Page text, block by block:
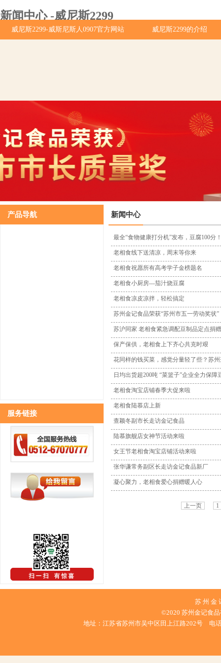
新闻中心 -威尼斯2299
威尼斯2299-威斯尼斯人0907官方网站 威尼斯2299的介绍
产品导航
服务链接
新闻中心
最全“食物健康打分机”发布，豆腐100分
老相食线下送清凉，周末等你来
老相食祝愿所有高考学子金榜题名
老相食小厨房---茄汁烧豆腐
老相食凉皮凉拌，轻松搞定
苏州金记食品荣获“苏州市五一劳动奖状”
苏沪同家 老相食紧急调配豆制品定点捐
保产保供，老相食上下齐心共克时艰
花同样的钱买菜，感觉分量轻了些？苏
日均出货超200吨 “菜篮子”企业全力保障
老相食淘宝店铺春季大促来啦
老相食陆慕店上新
查颖冬副市长走访金记食品
陆慕旗舰店女神节活动来啦
女王节老相食淘宝店铺活动来啦
张华谦常务副区长走访金记食品新厂
凝心聚力，老相食爱心捐赠暖人心
上一页 1
苏 州 金
©2020 苏州金记食
地址：江苏省苏州市吴中区田上江路202号